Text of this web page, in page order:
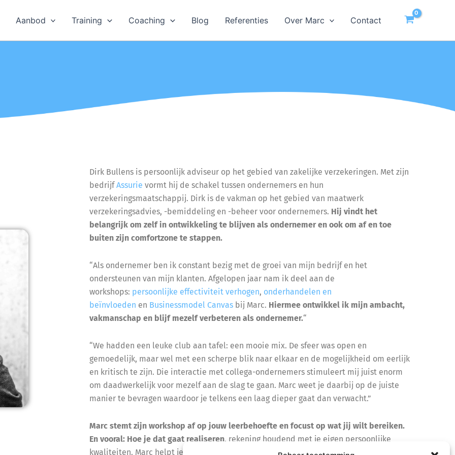
Aanbod Training Coaching Blog Referenties Over Marc Contact
Dirk Bullens is persoonlijk adviseur op het gebied van zakelijke verzekeringen. Met zijn
bedrijfAssurie vormt hij de schakel tussen ondernemers en hun
verzekeringsmaatschappij. Dirk is de vakman op het gebied van maatwerk
verzekeringsadvies, -bemiddeling en -beheer voor ondernemers. Hij vindt het
belangrijk om zelf in ontwikkeling te blijven als ondernemer en ook om af en toe
buiten zijn comfortzone te stappen.
“Als ondernemer ben ik constant bezig met de groei van mijn bedrijf en het
ondersteunen van mijn klanten. Afgelopen jaar nam ik deel aan de
workshops: persoonlijke effectiviteit verhogen, onderhandelen en
beïnvloeden en Businessmodel Canvas bij Marc. Hiermee ontwikkel ik mijn ambacht,
vakmanschap en blijf mezelf verbeteren als ondernemer.“
“We hadden een leuke club aan tafel: een mooie mix. De sfeer was open en
gemoedelijk, maar wel met een scherpe blik naar elkaar en de mogelijkheid om eerlijk
en kritisch te zijn. Die interactie met collega-ondernemers stimuleert mij juist enorm
om daadwerkelijk voor mezelf aan de slag te gaan. Marc weet je daarbij op de juiste
manier te bevragen waardoor je telkens een laag dieper gaat dan verwacht.”
Marc stemt zijn workshop af op jouw leerbehoefte en focust op wat jij wilt bereiken.
En vooral: Hoe je dat gaat realiseren, rekening houdend met je eigen persoonlijke
kwaliteiten. Marc helpt je om dat concreet te maken, om het door te vertalen naar